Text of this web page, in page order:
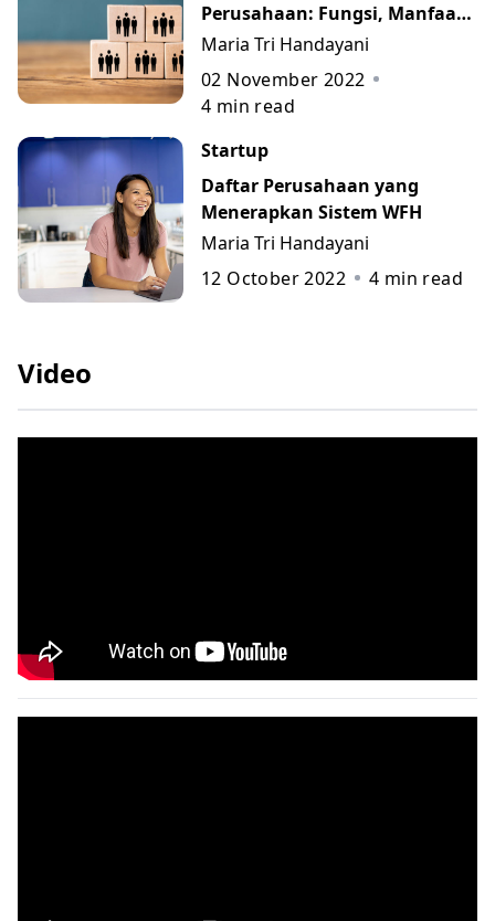
Perusahaan: Fungsi, Manfaat,
Contoh, dan 7 Jenisnya
Maria Tri Handayani
02 November 2022
4 min read
Startup
Daftar Perusahaan yang
Menerapkan Sistem WFH
Maria Tri Handayani
12 October 2022
4 min read
Video